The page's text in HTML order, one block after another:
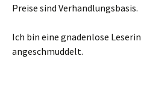
Preise sind Verhandlungsbasis.
Ich bin eine gnadenlose
angeschmuddelt.